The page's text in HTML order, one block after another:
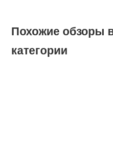
Похожие обзоры
категории